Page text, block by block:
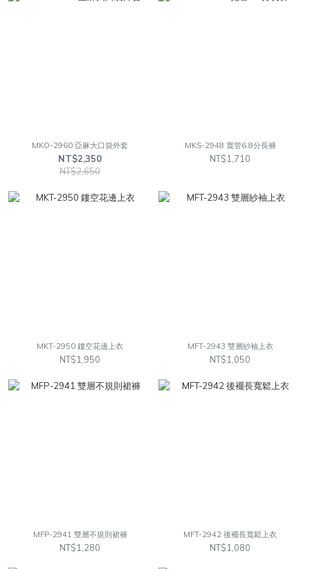
MKO-2960 亞麻大口袋外套
NT$2,350
NT$2,650
MKS-2948 寬管6.8分長褲
NT$1,710
MKT-2950 鏤空花邊上衣
NT$1,950
MFT-2943 雙層紗袖上衣
NT$1,050
MFP-2941 雙層不規則裙褲
NT$1,280
MFT-2942 後襬長寬鬆上衣
NT$1,080